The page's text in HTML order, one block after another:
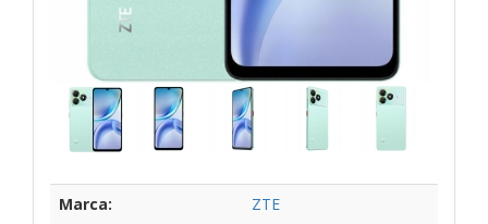
Marca:
ZTE